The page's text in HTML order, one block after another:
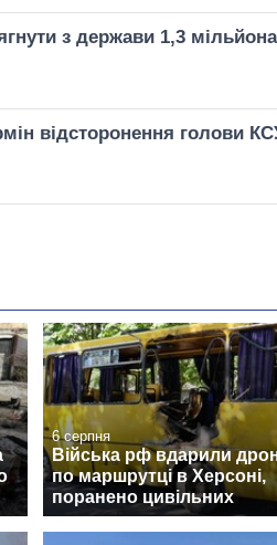
з держави 1,3 мільйона
відсторонення голови
6 серпня
Війська рф вдарили
по маршрутці в Херсоні,
поранено цивільних